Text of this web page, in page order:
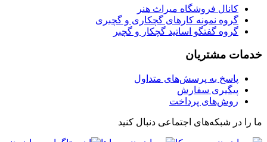
کانال فروشگاه میراث هنر
گروه نمونه کارهای گچکاری و گچبری
گروه گفتگو اساتید گچکار و گچبر
خدمات مشتریان
پاسخ به پرسش‌های متداول
پیگیری سفارش
روش‌های پرداخت
ما را در شبکه‌های اجتماعی دنبال کنید